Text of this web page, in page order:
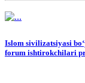
Islom sivilizatsiyasi
forum ishtirokchilari